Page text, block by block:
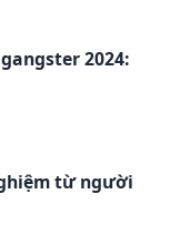
2024:
từ người